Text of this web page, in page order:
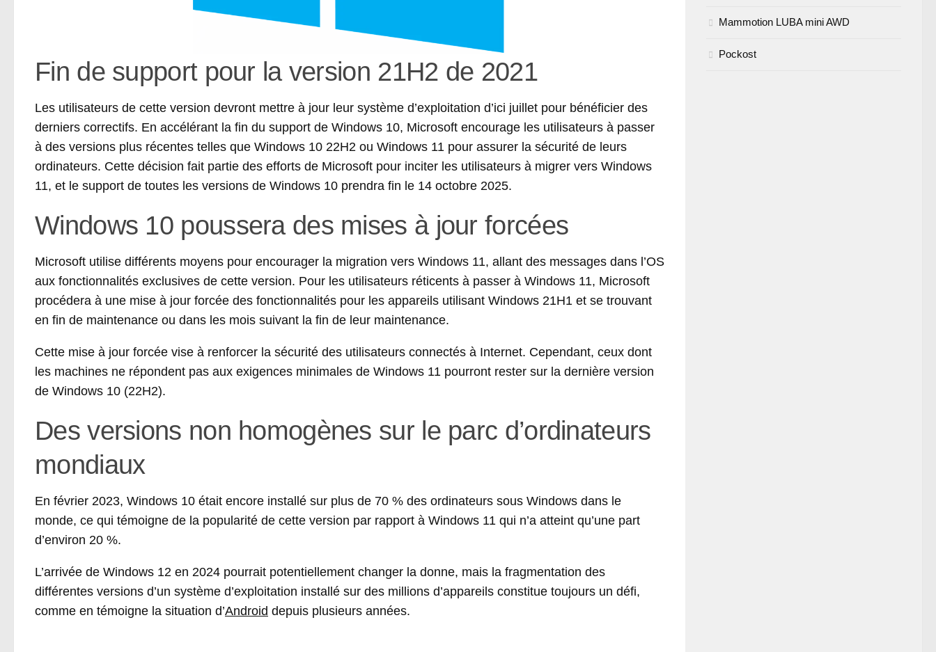
Fin de support pour la version 21H2 de 2021
Les utilisateurs de cette version devront mettre à jour leur système d’exploitation d’ici juillet pour bénéficier des
derniers correctifs. En accélérant la fin du support de Windows 10, Microsoft encourage les utilisateurs à passer
à des versions plus récentes telles que Windows 10 22H2 ou Windows 11 pour assurer la sécurité de leurs
ordinateurs. Cette décision fait partie des efforts de Microsoft pour inciter les utilisateurs à migrer vers Windows
11, et le support de toutes les versions de Windows 10 prendra fin le 14 octobre 2025.
Windows 10 poussera des mises à jour forcées
Microsoft utilise différents moyens pour encourager la migration vers Windows 11, allant des messages dans l’OS
aux fonctionnalités exclusives de cette version. Pour les utilisateurs réticents à passer à Windows 11, Microsoft
procédera à une mise à jour forcée des fonctionnalités pour les appareils utilisant Windows 21H1 et se trouvant
en fin de maintenance ou dans les mois suivant la fin de leur maintenance.
Cette mise à jour forcée vise à renforcer la sécurité des utilisateurs connectés à Internet. Cependant, ceux dont
les machines ne répondent pas aux exigences minimales de Windows 11 pourront rester sur la dernière version
de Windows 10 (22H2).
Des versions non homogènes sur le parc d’ordinateurs
mondiaux
En février 2023, Windows 10 était encore installé sur plus de 70 % des ordinateurs sous Windows dans le
monde, ce qui témoigne de la popularité de cette version par rapport à Windows 11 qui n’a atteint qu’une part
d’environ 20 %.
L’arrivée de Windows 12 en 2024 pourrait potentiellement changer la donne, mais la fragmentation des
différentes versions d’un système d’exploitation installé sur des millions d’appareils constitue toujours un défi,
comme en témoigne la situation d’Android depuis plusieurs années.
Mammotion LUBA mini AWD
Pockost